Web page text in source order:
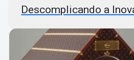
Descomplicando a